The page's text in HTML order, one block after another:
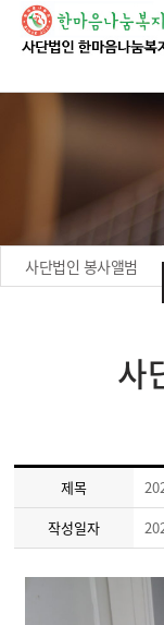
사단법인 봉사앨범
사
제목
작성일자